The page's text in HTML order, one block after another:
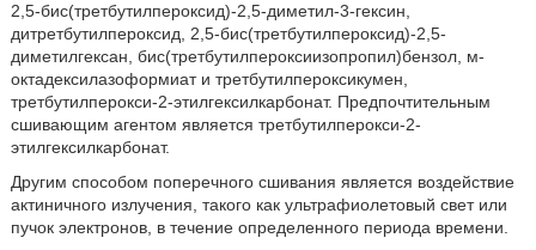
2,5-бис(третбутилпероксид)-2,5-диметил-3-гексин,
дитретбутилпероксид, 2,5-бис(третбутилпероксид)-2,5-
диметилгексан, бис(третбутилпероксиизопропил)бензол, м-
октадексилазоформиат и третбутилпероксикумен,
третбутилперокси-2-этилгексилкарбонат. Предпочтительным
сшивающим агентом является третбутилперокси-2-
этилгексилкарбонат.
Другим способом поперечного сшивания является воздействие
актиничного излучения, такого как ультрафиолетовый свет или
пучок электронов, в течение определенного периода времени.